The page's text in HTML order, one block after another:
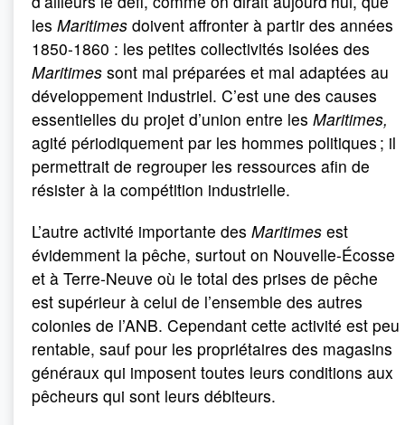
les Maritimes doivent affronter à partir des années
1850-1860 : les petites collectivités isolées des
Maritimes sont mal préparées et mal adaptées au
développement industriel. C’est une des causes
essentielles du projet d’union entre les Maritimes,
agité périodiquement par les hommes politiques ; il
permettrait de regrouper les ressources afin de
résister à la compétition industrielle.
L’autre activité importante des Maritimes est
évidemment la pêche, surtout on Nouvelle-Écosse
et à Terre-Neuve où le total des prises de pêche
est supérieur à celui de l’ensemble des autres
colonies de l’ANB. Cependant cette activité est peu
rentable, sauf pour les propriétaires des magasins
généraux qui imposent toutes leurs conditions aux
pêcheurs qui sont leurs débiteurs.